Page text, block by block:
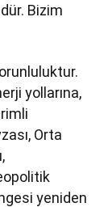
Bizim
yollarına,
Orta
yeniden